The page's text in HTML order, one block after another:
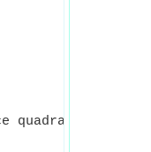
quadrata del